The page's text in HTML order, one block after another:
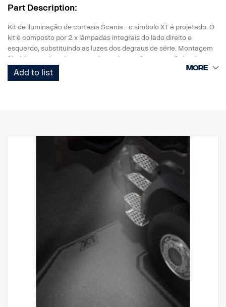
Part Description:
Kit de iluminação de cortesia Scania - o símbolo XT é projetado. O
kit é composto por 2 x lâmpadas integrais do lado direito e
esquerdo, substituindo as luzes dos degraus de série. Montagem
fácil, bastando utilizar uma chave de parafusos com ficha de
ligação direta à cablagem original.
Add to list